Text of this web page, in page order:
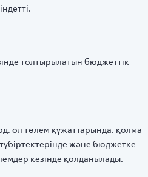
толтырылатын бюджеттік
ол төлем құжаттарында, қолма-
және бюджетке
кезінде қолданылады.